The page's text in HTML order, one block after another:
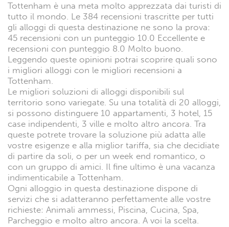
Tottenham è una meta molto apprezzata dai turisti di
tutto il mondo. Le 384 recensioni trascritte per tutti
gli alloggi di questa destinazione ne sono la prova:
45 recensioni con un punteggio 10.0 Eccellente e
recensioni con punteggio 8.0 Molto buono.
Leggendo queste opinioni potrai scoprire quali sono
i migliori alloggi con le migliori recensioni a
Tottenham.
Le migliori soluzioni di alloggi disponibili sul
territorio sono variegate. Su una totalità di 20 alloggi,
si possono distinguere 10 appartamenti, 3 hotel, 15
case indipendenti, 3 ville e molto altro ancora. Tra
queste potrete trovare la soluzione più adatta alle
vostre esigenze e alla miglior tariffa, sia che decidiate
di partire da soli, o per un week end romantico, o
con un gruppo di amici. Il fine ultimo è una vacanza
indimenticabile a Tottenham.
Ogni alloggio in questa destinazione dispone di
servizi che si adatteranno perfettamente alle vostre
richieste: Animali ammessi, Piscina, Cucina, Spa,
Parcheggio e molto altro ancora. A voi la scelta.